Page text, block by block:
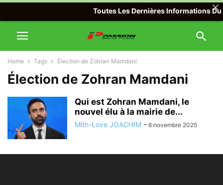
Home Tags Élection de Zohran Mamdani
Élection de Zohran Mamdani
Qui est Zohran Mamdani, le
nouvel élu à la mairie de...
Mith-Love JOACHIM - 6 novembre 2025
Toutes Les Dernières Informations